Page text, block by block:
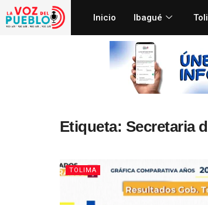
Inicio Ibagué
Etiqueta: Secretaria
TOLIMA